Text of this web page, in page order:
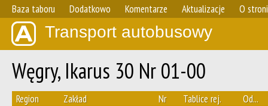
Baza taboru Dodatkowo Komentarze Aktualizacje O
Transport autobusowy
Węgry, Ikarus 30 Nr 01-00
Region Zakład Nr Tablice rej. Od...